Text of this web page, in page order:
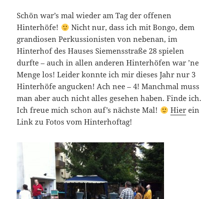
Schön war’s mal wieder am Tag der offenen
Hinterhöfe!
Nicht nur, dass ich mit Bongo, dem
grandiosen Perkussionisten von nebenan, im
Hinterhof des Hauses Siemensstraße 28 spielen
durfte – auch in allen anderen Hinterhöfen war ’ne
Menge los! Leider konnte ich mir dieses Jahr nur 3
Hinterhöfe angucken! Ach nee – 4! Manchmal muss
man aber auch nicht alles gesehen haben. Finde ich.
Ich freue mich schon auf’s nächste Mal!
Hierein
Link zu Fotos vom Hinterhoftag!